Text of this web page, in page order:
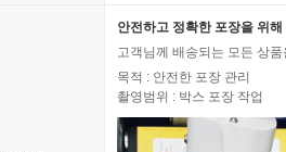
안전하고 정확한 포장을 위
고객님께 배송되는 모든 상
목적 : 안전한 포장 관리
촬영범위 : 박스 포장 작업